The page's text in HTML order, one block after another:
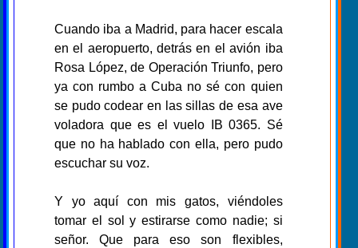
Cuando iba a Madrid, para hacer escala
en el aeropuerto, detrás en el avión iba
Rosa López, de Operación Triunfo, pero
ya con rumbo a Cuba no sé con quien
se pudo codear en las sillas de esa ave
voladora que es el vuelo IB 0365. Sé
que no ha hablado con ella, pero pudo
escuchar su voz.
Y yo aquí con mis gatos, viéndoles
tomar el sol y estirarse como nadie; si
señor. Que para eso son flexibles,